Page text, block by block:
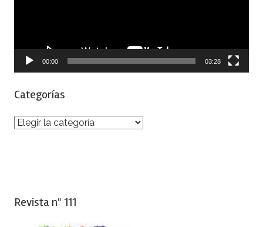
00:00 03:28
Categorías
Categorías
Revista nº 111